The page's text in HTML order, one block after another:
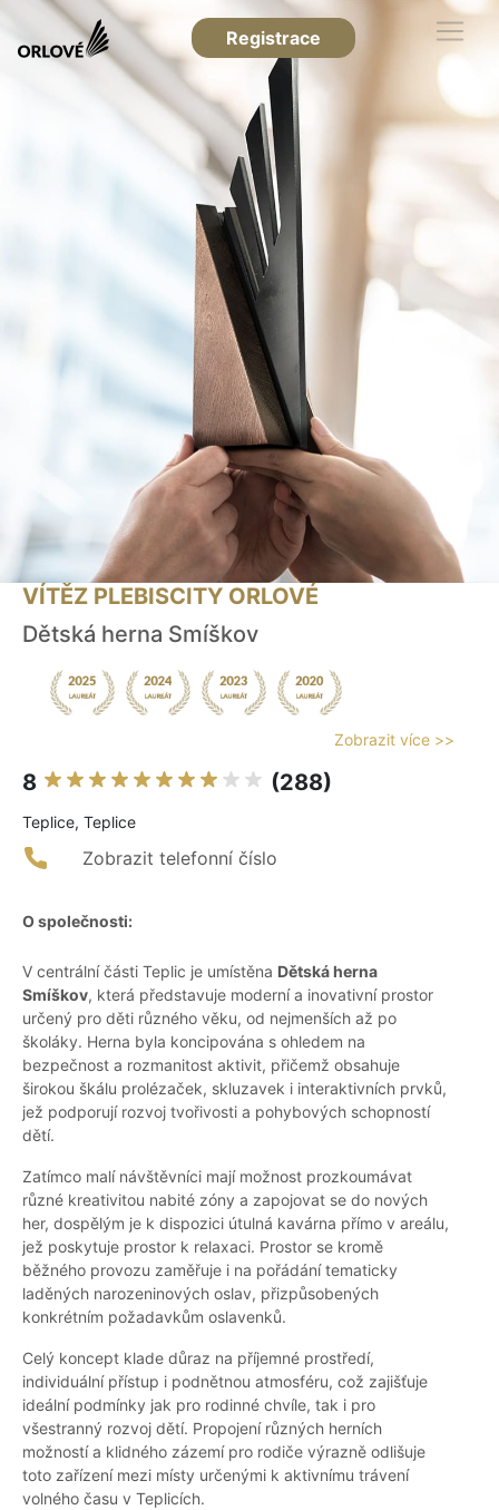
Registrace
VÍTĚZ PLEBISCITY ORLOVÉ
Dětská herna Smíškov
Zobrazit více >>
8 (288)
Teplice, Teplice
Zobrazit telefonní číslo
O společnosti:
V centrální části Teplic je umístěna Dětská herna
Smíškov, která představuje moderní a inovativní prostor
určený pro děti různého věku, od nejmenších až po
školáky. Herna byla koncipována s ohledem na
bezpečnost a rozmanitost aktivit, přičemž obsahuje
širokou škálu prolézaček, skluzavek i interaktivních prvků,
jež podporují rozvoj tvořivosti a pohybových schopností
dětí.
Zatímco malí návštěvníci mají možnost prozkoumávat
různé kreativitou nabité zóny a zapojovat se do nových
her, dospělým je k dispozici útulná kavárna přímo v areálu,
jež poskytuje prostor k relaxaci. Prostor se kromě
běžného provozu zaměřuje i na pořádání tematicky
laděných narozeninových oslav, přizpůsobených
konkrétním požadavkům oslavenků.
Celý koncept klade důraz na příjemné prostředí,
individuální přístup i podnětnou atmosféru, což zajišťuje
ideální podmínky jak pro rodinné chvíle, tak i pro
všestranný rozvoj dětí. Propojení různých herních
možností a klidného zázemí pro rodiče výrazně odlišuje
toto zařízení mezi místy určenými k aktivnímu trávení
volného času v Teplicích.